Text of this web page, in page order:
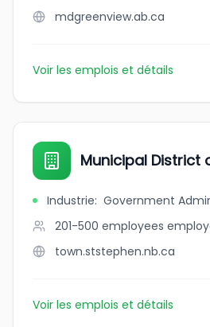
mdgreenview.ab.ca
Voir les emplois et détails
Municipal District
Industrie: Government
201-500 employees
town.ststephen.nb.ca
Voir les emplois et détails